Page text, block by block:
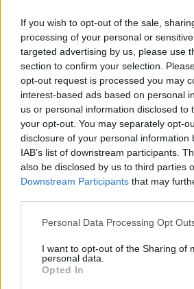
If you wish to opt-out of the sale,
processing of your personal or
targeted advertising by us, please use
section to confirm your selection.
opt-out request is processed you may
interest-based ads based on personal
us or personal information disclosed to
your opt-out. You may separately opt-
disclosure of your personal information
IAB’s list of downstream participants.
also be disclosed by us to third parties
Downstream Participants that may
Personal Data Processing Opt
I want to opt-out of the Sharing of
personal data.
Opted In
“Victory”: Το αντιφασιστικό
από ποτέ